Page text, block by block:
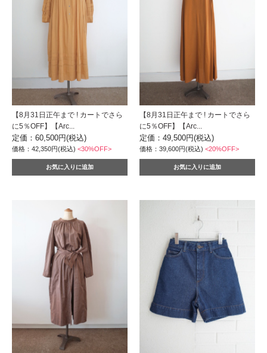
【8月31日正午まで ! カートでさら
に5％OFF】【Arc...
定価：60,500円(税込)
価格：42,350円(税込) <30%OFF>
【8月31日正午まで ! カートでさら
に5％OFF】【Arc...
定価：49,500円(税込)
価格：39,600円(税込)<20%OFF>